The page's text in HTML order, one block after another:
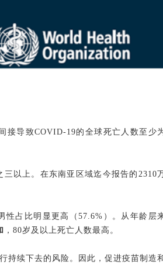
接导致COVID-19的全球死亡人数至少
三以上。在东南亚区域迄今报告的2310
性占比明显更高（57.6%）。从年龄层
，80岁及以上死亡人数最高。
持续下去的风险。因此，促进疫苗制造